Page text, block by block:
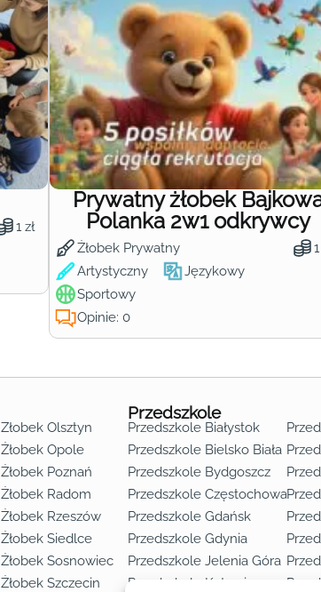
1 zł
Prywatny żłobek
Polanka 2w1 odkrywcy
Żłobek Prywatny
Artystyczny
Językowy
Sportowy
Opinie: 0
Żłobek Olsztyn
Żłobek Opole
Żłobek Poznań
Żłobek Radom
Żłobek Rzeszów
Żłobek Siedlce
Żłobek Sosnowiec
Żłobek Szczecin
Przedszkole
Przedszkole Białystok
Przedszkole Bielsko Biała
Przedszkole Bydgoszcz
Przedszkole Częstochowa
Przedszkole Gdańsk
Przedszkole Gdynia
Przedszkole Jelenia Góra
Przedszkole Katowice